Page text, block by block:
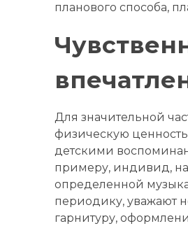
планового способа,
Для значительной
физическую
детскими
примеру, индивид,
определенной
периодику, уважают
гарнитуру,